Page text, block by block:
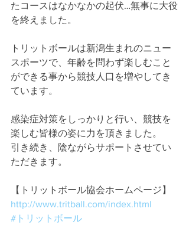
たコースはなかなかの起伏…無事に大役
を終えました。
トリットボールは新潟生まれのニュー
スポーツで、年齢を問わず楽しむこと
ができる事から競技人口を増やしてき
ています。
感染症対策をしっかりと行い、競技を
楽しむ皆様の姿に力を頂きました。
引き続き、陰ながらサポートさせてい
ただきます。
【トリットボール協会ホームページ】
http://www.tritball.com/index.html
#トリットボール